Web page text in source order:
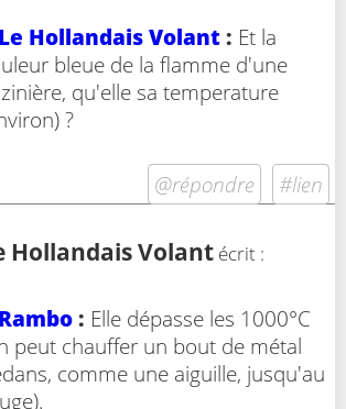
Le Hollandais Volant : Et la
bleue de la flamme d'une
qu'elle sa temperature
?
@répondre #lien
Hollandais Volant écrit :
Rambo : Elle dépasse les 1000°C
peut chauffer un bout de métal
comme une aiguille, jusqu'au